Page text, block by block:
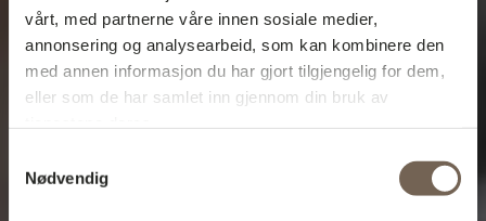
vårt, med partnerne våre innen sosiale medier,
annonsering og analysearbeid, som kan kombinere den
med annen informasjon du har gjort tilgjengelig for dem,
eller som de har samlet inn gjennom din bruk av
Nødvendig